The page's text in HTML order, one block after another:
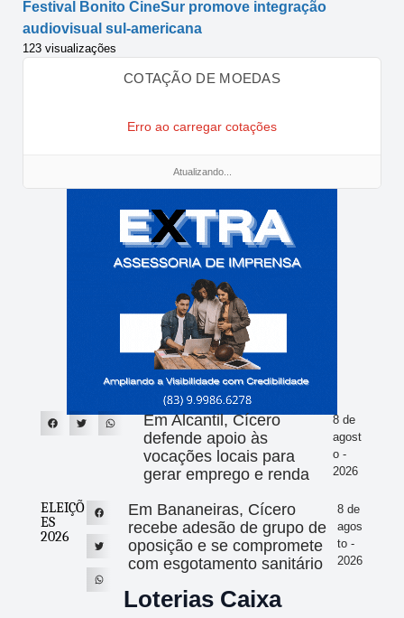
Festival Bonito CineSur promove integração
audiovisual sul-americana
123 visualizações
COTAÇÃO DE MOEDAS
Erro ao carregar cotações
Atualizando...
Em Alcantil, Cícero
defende apoio às
vocações locais para
gerar emprego e renda
8 de
agost
o -
2026
ELEIÇÕ
ES
2026
Em Bananeiras, Cícero
recebe adesão de grupo de
oposição e se compromete
com esgotamento sanitário
8 de
agos
to -
2026
Loterias Caixa